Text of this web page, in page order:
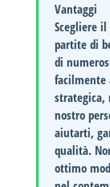
Vantaggi
Scegliere il
partite di
di
facilmente
nostro
aiutarti,
qualità.
ottimo